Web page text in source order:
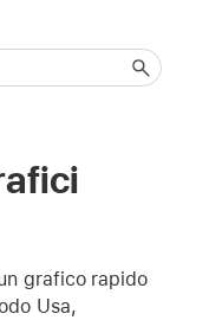
grafico rapido
Usa,